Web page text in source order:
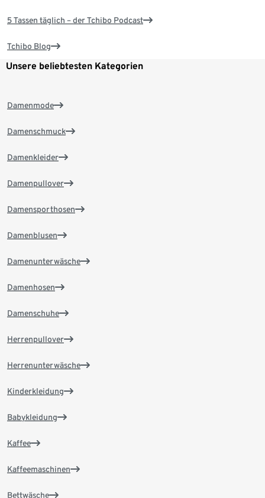
5 Tassen täglich – der Tchibo Podcast
Tchibo Blog
Unsere beliebtesten Kategorien
Damenmode
Damenschmuck
Damenkleider
Damenpullover
Damensporthosen
Damenblusen
Damenunterwäsche
Damenhosen
Damenschuhe
Herrenpullover
Herrenunterwäsche
Kinderkleidung
Babykleidung
Kaffee
Kaffeemaschinen
Bettwäsche